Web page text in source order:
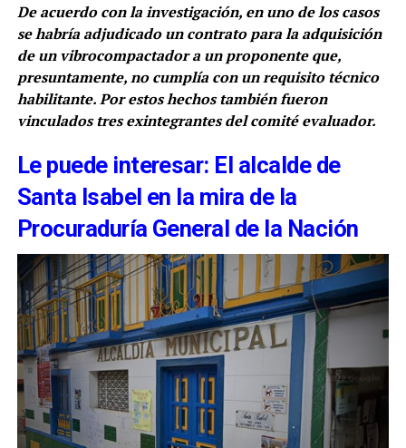
De acuerdo con la investigación, en uno de los casos
se habría adjudicado un contrato para la adquisición
de un vibrocompactador a un proponente que,
presuntamente, no cumplía con un requisito técnico
habilitante. Por estos hechos también fueron
vinculados tres exintegrantes del comité evaluador.
Le puede interesar: El alcalde de
Santa Isabel en la mira de la
Procuraduría General de la Nación